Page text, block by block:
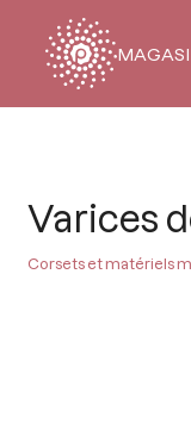
Varices
Corsets et matériels